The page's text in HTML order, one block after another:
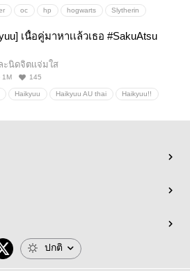
oc hp hogwarts Slytherin
ล์
เนื้อคู่มาหาเเล้วเธอ #SakuAtsu
ะนิดจิตเเจ่มใส
1M 145
Haikyuu Haikyuu AU thai Haikyuu!!
ปกติ